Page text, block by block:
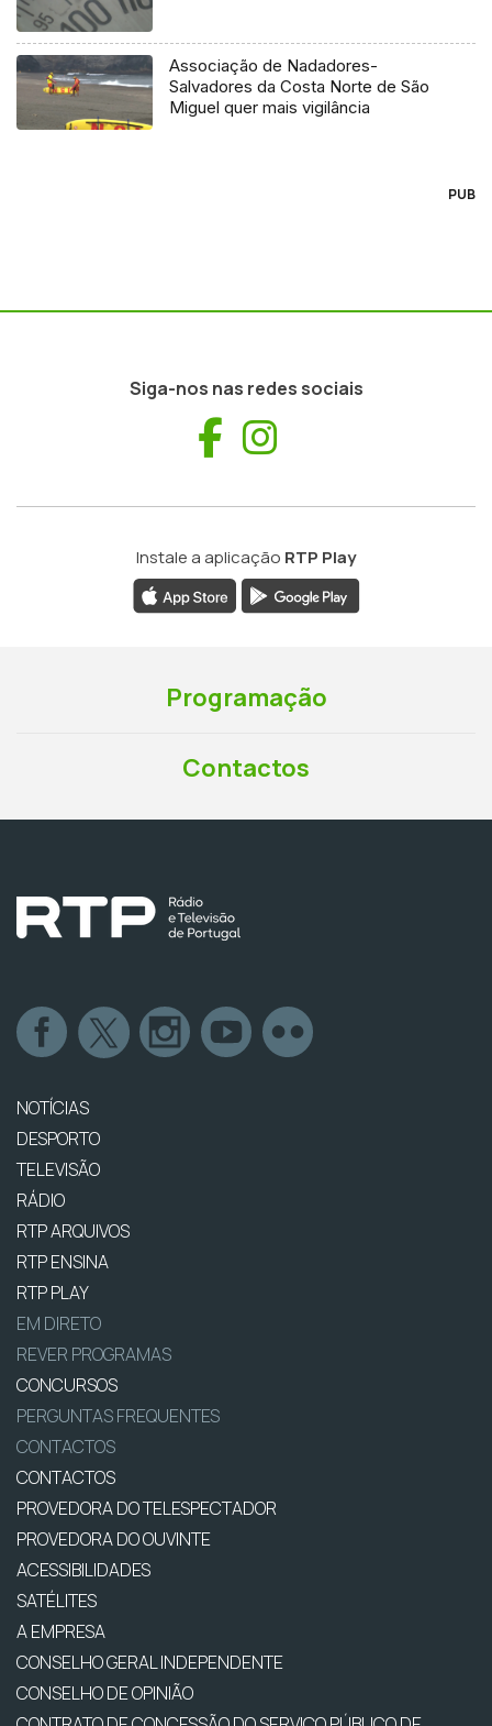
Associação de Nadadores-
Salvadores da Costa Norte de São
Miguel quer mais vigilância
PUB
Siga-nos nas redes sociais
Facebook
Instale a aplicação RTP Play
Programação
Contactos
NOTÍCIAS
DESPORTO
TELEVISÃO
RÁDIO
RTP ARQUIVOS
RTP ENSINA
RTP PLAY
EM DIRETO
REVER PROGRAMAS
CONCURSOS
PERGUNTAS FREQUENTES
CONTACTOS
CONTACTOS
PROVEDORA DO TELESPECTADOR
PROVEDORA DO OUVINTE
ACESSIBILIDADES
SATÉLITES
A EMPRESA
CONSELHO GERAL INDEPENDENTE
CONSELHO DE OPINIÃO